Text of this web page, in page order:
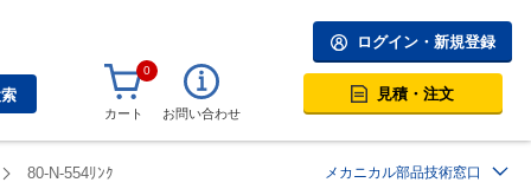
ログイン・新規登録
0
カート お問い合わせ
見積・注文
80-N-554ﾘﾝｸ メカニカル部品技術窓口